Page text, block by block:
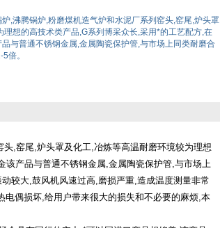
,沸腾锅炉,粉磨煤机造气炉和水泥厂系列窑头,窑尾,炉头罩
理想的高技术类产品,G系列博采众长,采用*的工艺配方,在
与普通不锈钢金属,金属陶瓷保护管,与市场上同类耐磨合
倍。
头,窑尾,炉头罩及化工,冶炼等高温耐磨环境较为理想
该产品与普通不锈钢金属,金属陶瓷保护管,与市场上
动较大,鼓风机风速过高,磨损严重,造成温度测量非常
电偶损坏,给用户带来很大的损失和不必要的麻烦,本